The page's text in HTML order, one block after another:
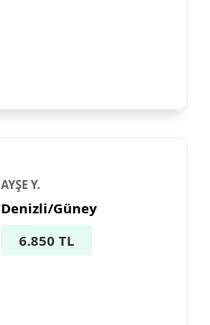
AYŞE Y.
Denizli/Güney
6.850 TL